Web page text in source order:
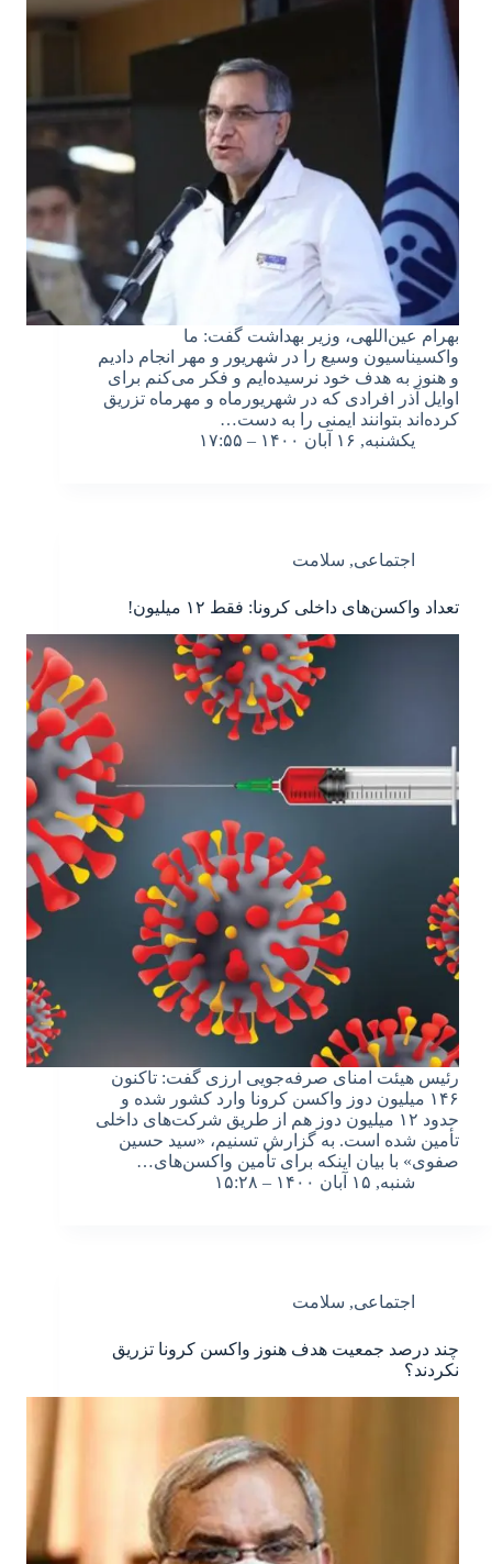
بهرام عین‌اللهی، وزیر بهداشت گفت: ما
واکسیناسیون وسیع را در شهریور و مهر انجام دادیم
و هنوز به هدف خود نرسیده‌ایم و فکر می‌کنم برای
اوایل آذر افرادی که در شهریورماه و مهرماه تزریق
کرده‌اند بتوانند ایمنی را به دست…
یکشنبه, ۱۶ آبان ۱۴۰۰ – ۱۷:۵۵
اجتماعی, سلامت
تعداد واکسن‌های داخلی کرونا: فقط ۱۲ میلیون!
رئیس هیئت امنای صرفه‌جویی ارزی گفت: تاکنون
۱۴۶ میلیون دوز واکسن کرونا وارد کشور شده و
حدود ۱۲ میلیون دوز هم از طریق شرکت‌های داخلی
تأمین شده است. به گزارش تسنیم، «سید حسین
صفوی» با بیان اینکه برای تأمین واکسن‌های…
شنبه, ۱۵ آبان ۱۴۰۰ – ۱۵:۲۸
اجتماعی, سلامت
چند درصد جمعیت هدف هنوز واکسن کرونا تزریق
نکردند؟